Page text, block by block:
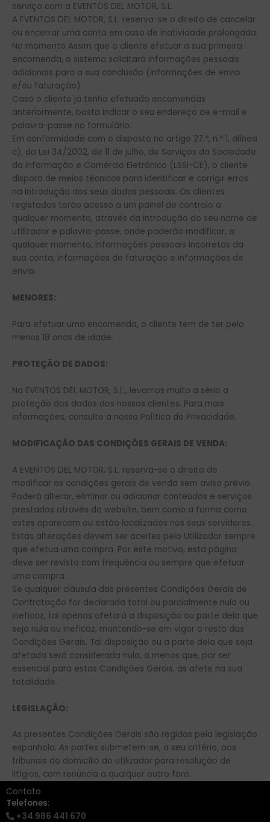
serviço com a EVENTOS DEL MOTOR, S.L.
A EVENTOS DEL MOTOR, S.L. reserva-se o direito de cancelar
ou encerrar uma conta em caso de inatividade prolongada.
No momento Assim que o cliente efetuar a sua primeira
encomenda, o sistema solicitará informações pessoais
adicionais para a sua conclusão (informações de envio
e/ou faturação).
Caso o cliente já tenha efetuado encomendas
anteriormente, basta indicar o seu endereço de e-mail e
palavra-passe no formulário.
Em conformidade com o disposto no artigo 27.º, n.º 1, alínea
c), da Lei 34/2002, de 11 de julho, de Serviços da Sociedade
da Informação e Comércio Eletrónico (LSSI-CE), o cliente
disporá de meios técnicos para identificar e corrigir erros
na introdução dos seus dados pessoais. Os clientes
registados terão acesso a um painel de controlo a
qualquer momento, através da introdução do seu nome de
utilizador e palavra-passe, onde poderão modificar, a
qualquer momento, informações pessoais incorretas da
sua conta, informações de faturação e informações de
envio.
MENORES:
Para efetuar uma encomenda, o cliente tem de ter pelo
menos 18 anos de idade.
PROTEÇÃO DE DADOS:
Na EVENTOS DEL MOTOR, S.L., levamos muito a sério a
proteção dos dados dos nossos clientes. Para mais
informações, consulte a nossa Política de Privacidade.
MODIFICAÇÃO DAS CONDIÇÕES GERAIS DE VENDA:
A EVENTOS DEL MOTOR, S.L. reserva-se o direito de
modificar as condições gerais de venda sem aviso prévio.
Poderá alterar, eliminar ou adicionar conteúdos e serviços
prestados através do website, bem como a forma como
estes aparecem ou estão localizados nos seus servidores.
Estas alterações devem ser aceites pelo Utilizador sempre
que efetua uma compra. Por este motivo, esta página
deve ser revista com frequência ou sempre que efetuar
uma compra.
Se qualquer cláusula das presentes Condições Gerais de
Contratação for declarada total ou parcialmente nula ou
ineficaz, tal apenas afetará a disposição ou parte dela que
seja nula ou ineficaz, mantendo-se em vigor o resto das
Condições Gerais. Tal disposição ou a parte dela que seja
afetada será considerada nula, a menos que, por ser
essencial para estas Condições Gerais, as afete na sua
totalidade.
LEGISLAÇÃO:
As presentes Condições Gerais são regidas pela legislação
espanhola. As partes submetem-se, a seu critério, aos
tribunais do domicílio do utilizador para resolução de
litígios, com renúncia a qualquer outro foro.
Contato
Telefones:
+34 986 441 670